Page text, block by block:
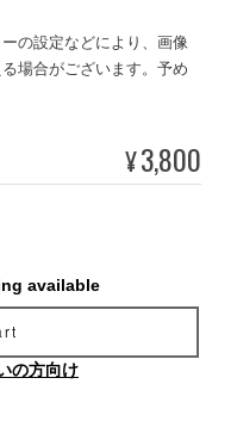
の設定などにより、画像
場合がございます。予め
¥3,800
available
の方向け